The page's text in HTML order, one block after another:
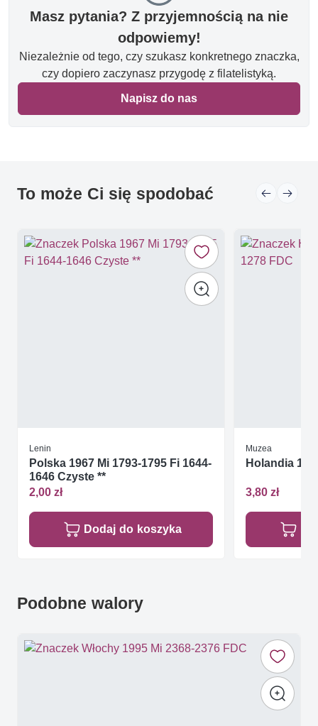
Masz pytania? Z przyjemnością na nie
odpowiemy!
Niezależnie od tego, czy szukasz konkretnego znaczka,
czy dopiero zaczynasz przygodę z filatelistyką.
Napisz do nas
To może Ci się spodobać
Lenin
Polska 1967 Mi 1793-1795 Fi 1644-
1646 Czyste **
2,00 zł
Dodaj do koszyka
Muzea
Holandia
3,80 zł
Podobne walory